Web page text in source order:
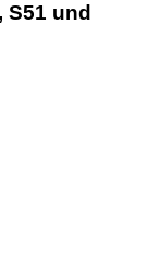
und